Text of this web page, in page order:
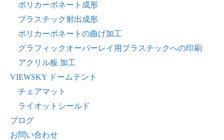
ポリカーボネート成形
プラスチック射出成形
ポリカーボネートの曲げ加工
グラフィックオーバーレイ用プラスチックへの印刷
アクリル板 加工
VIEWSKY ドームテント
チェアマット
ライオットシールド
ブログ
お問い合わせ